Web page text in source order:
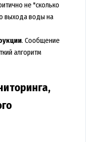
не "сколько
выхода воды на
. Сообщение
алгоритм